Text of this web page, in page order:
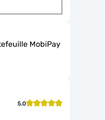
MobiPay
5.0